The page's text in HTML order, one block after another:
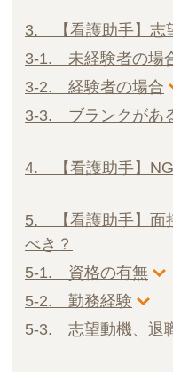
3. 【看護助手】志
3-1. 未経験者の場
3-2. 経験者の場合
3-3. ブランクがあ
4. 【看護助手】NG
5. 【看護助手】面
べき？
5-1. 資格の有無
5-2. 勤務経験
5-3. 志望動機、退